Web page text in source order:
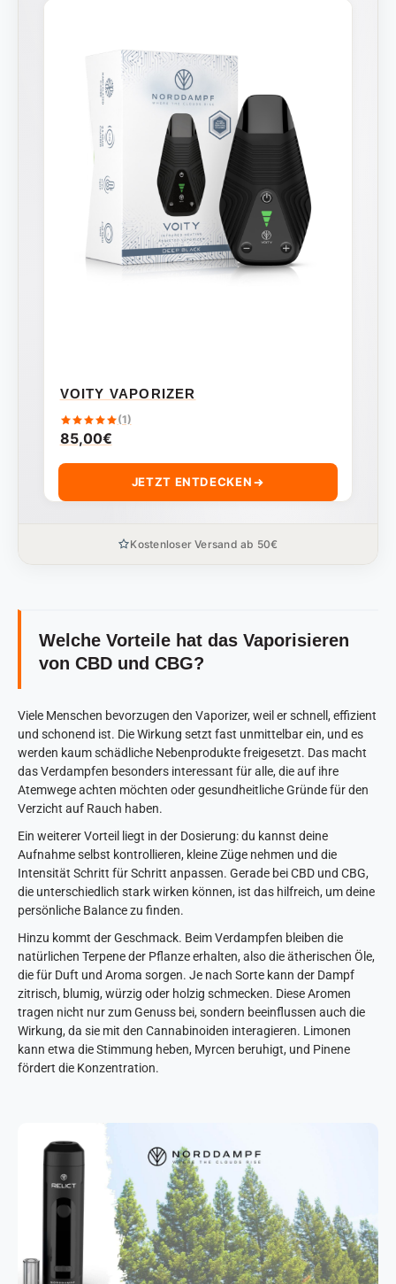
VOITY VAPORIZER
(1)
85,00€
JETZT ENTDECKEN
Kostenloser Versand ab 50€
Welche Vorteile hat das Vaporisieren
von CBD und CBG?
Viele Menschen bevorzugen den Vaporizer, weil er schnell, effizient
und schonend ist. Die Wirkung setzt fast unmittelbar ein, und es
werden kaum schädliche Nebenprodukte freigesetzt. Das macht
das Verdampfen besonders interessant für alle, die auf ihre
Atemwege achten möchten oder gesundheitliche Gründe für den
Verzicht auf Rauch haben.
Ein weiterer Vorteil liegt in der Dosierung: du kannst deine
Aufnahme selbst kontrollieren, kleine Züge nehmen und die
Intensität Schritt für Schritt anpassen. Gerade bei CBD und CBG,
die unterschiedlich stark wirken können, ist das hilfreich, um deine
persönliche Balance zu finden.
Hinzu kommt der Geschmack. Beim Verdampfen bleiben die
natürlichen Terpene der Pflanze erhalten, also die ätherischen Öle,
die für Duft und Aroma sorgen. Je nach Sorte kann der Dampf
zitrisch, blumig, würzig oder holzig schmecken. Diese Aromen
tragen nicht nur zum Genuss bei, sondern beeinflussen auch die
Wirkung, da sie mit den Cannabinoiden interagieren. Limonen
kann etwa die Stimmung heben, Myrcen beruhigt, und Pinene
fördert die Konzentration.